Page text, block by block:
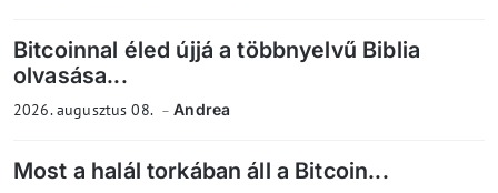
Bitcoinnal éled újjá a többnyelvű Biblia
olvasása...
2026. augusztus 08. Andrea
Most a halál torkában áll a Bitcoin...